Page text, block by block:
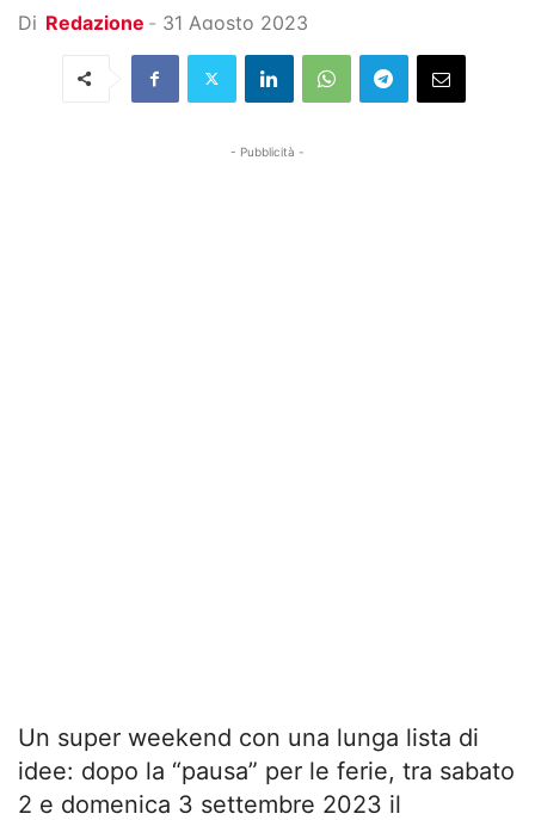
Di Redazione - 31 Agosto 2023
- Pubblicità -
Un super weekend con una lunga lista di
idee: dopo la “pausa” per le ferie, tra sabato
2 e domenica 3 settembre 2023 il